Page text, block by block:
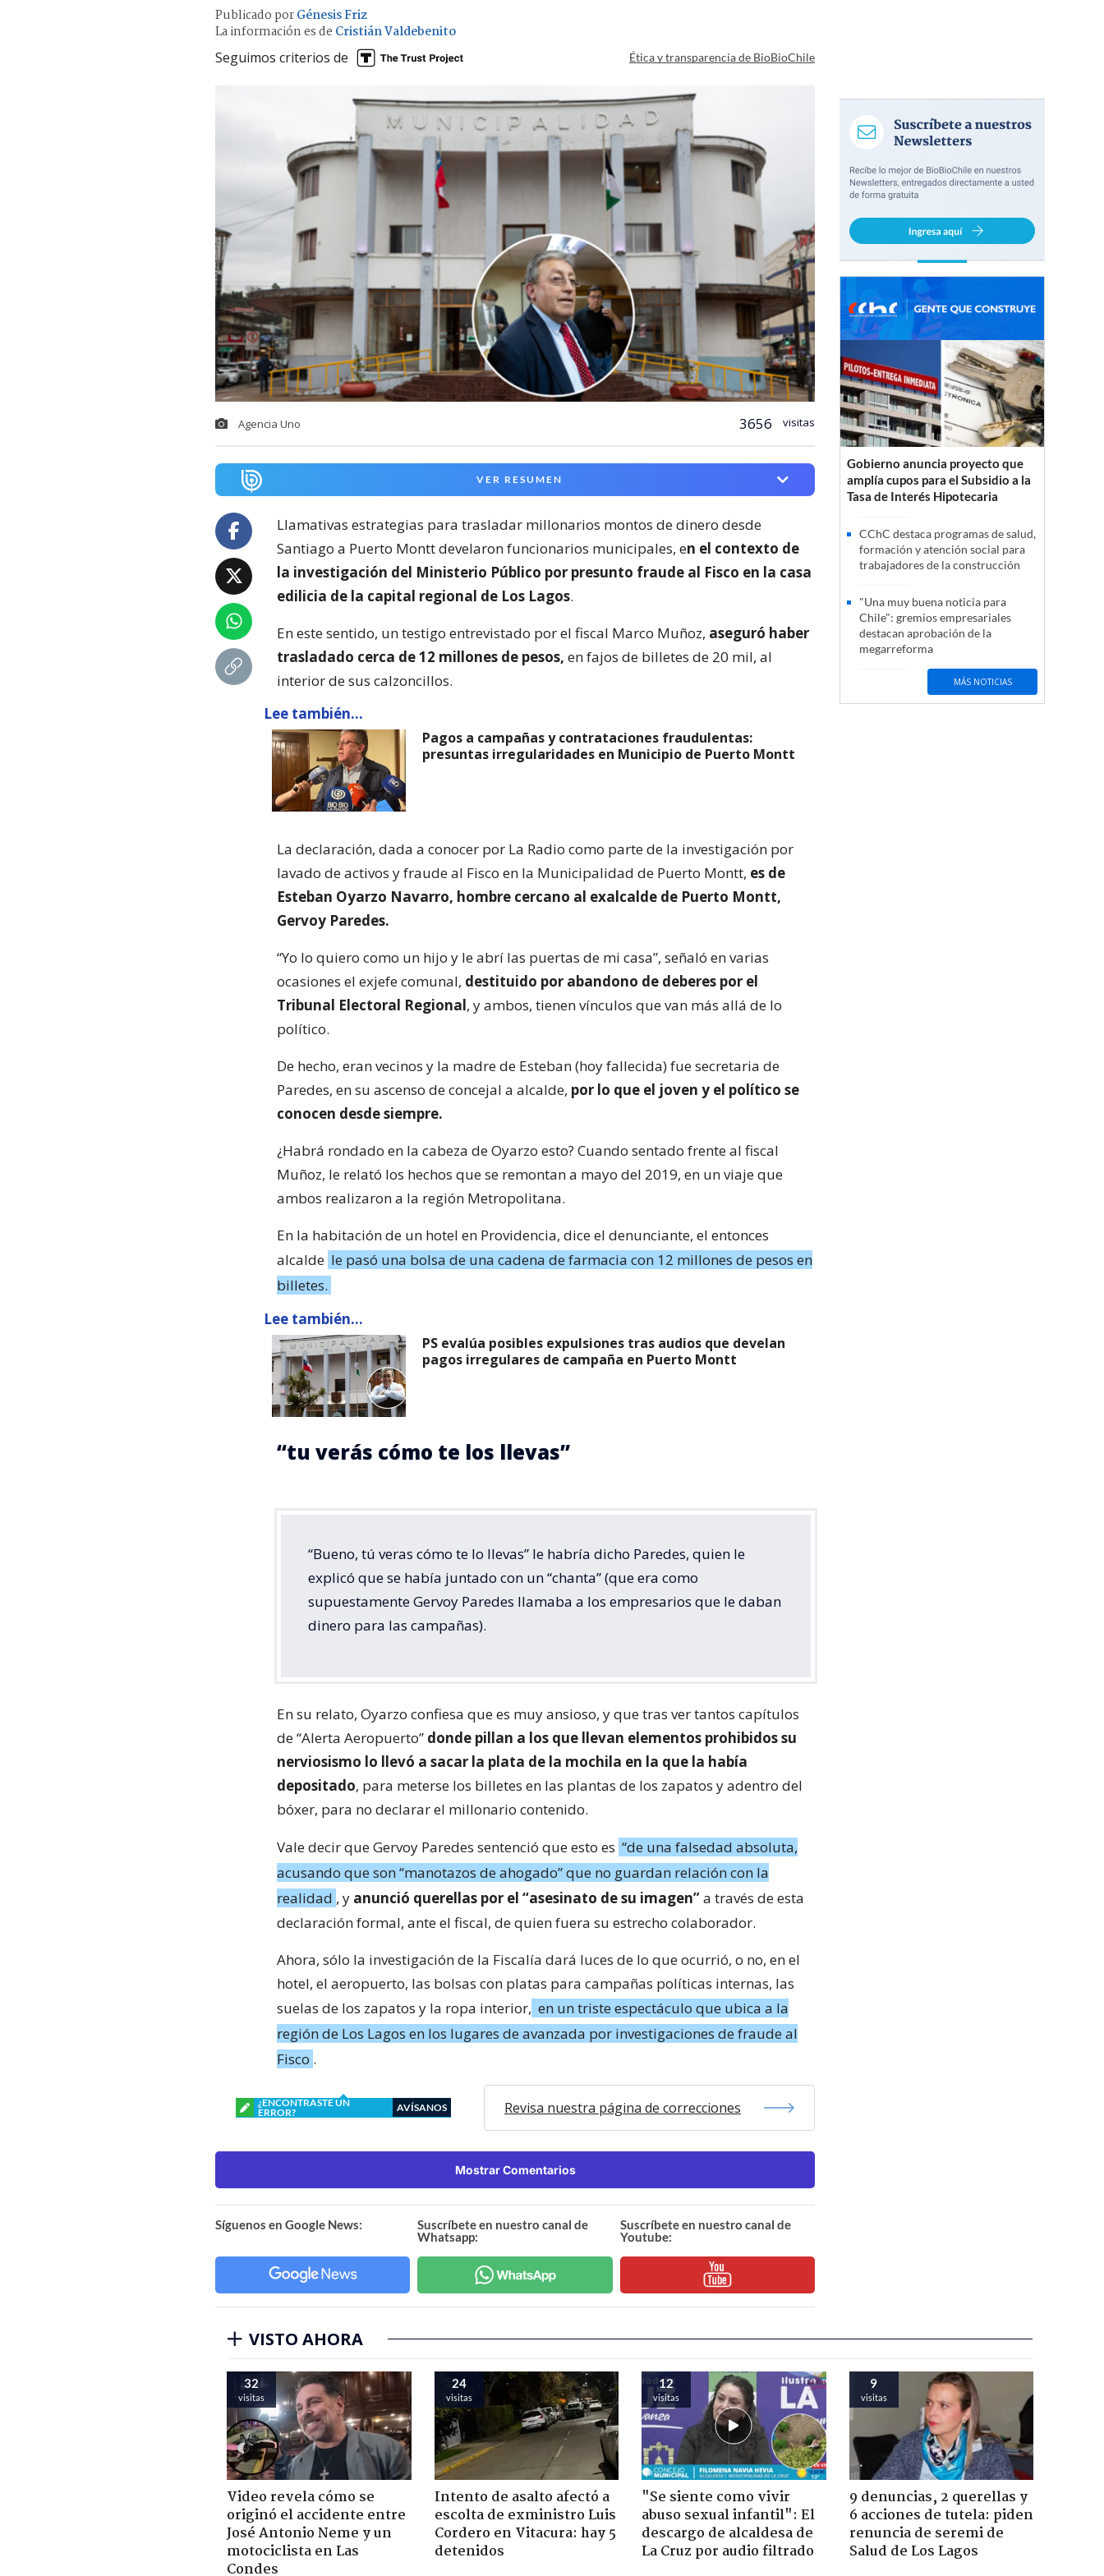
Publicado porGénesis Friz
La información es de Cristián Valdebenito
Seguimos criterios de Ética y transparencia de BioBioChile
Agencia Uno 3656 visitas
VER RESUMEN
Llamativas estrategias para trasladar millonarios montos de dinero desde
Santiago a Puerto Montt develaron funcionarios municipales, en el contexto de
la investigación del Ministerio Público por presunto fraude al Fisco en la casa
edilicia de la capital regional de Los Lagos.
En este sentido, un testigo entrevistado por el fiscal Marco Muñoz, aseguró haber
trasladado cerca de 12 millones de pesos, en fajos de billetes de 20 mil, al
interior de sus calzoncillos.
Lee también...
Pagos a campañas y contrataciones fraudulentas:
presuntas irregularidades en Municipio de Puerto Montt
La declaración, dada a conocer por La Radio como parte de la investigación por
lavado de activos y fraude al Fisco en la Municipalidad de Puerto Montt, es de
Esteban Oyarzo Navarro, hombre cercano al exalcalde de Puerto Montt,
Gervoy Paredes.
“Yo lo quiero como un hijo y le abrí las puertas de mi casa”, señaló en varias
ocasiones el exjefe comunal, destituido por abandono de deberes por el
Tribunal Electoral Regional, y ambos, tienen vínculos que van más allá de lo
político.
De hecho, eran vecinos y la madre de Esteban (hoy fallecida) fue secretaria de
Paredes, en su ascenso de concejal a alcalde, por lo que el joven y el político se
conocen desde siempre.
¿Habrá rondado en la cabeza de Oyarzo esto? Cuando sentado frente al fiscal
Muñoz, le relató los hechos que se remontan a mayo del 2019, en un viaje que
ambos realizaron a la región Metropolitana.
En la habitación de un hotel en Providencia, dice el denunciante, el entonces
alcalde le pasó una bolsa de una cadena de farmacia con 12 millones de pesos en
billetes.
Lee también...
PS evalúa posibles expulsiones tras audios que develan
pagos irregulares de campaña en Puerto Montt
“tu verás cómo te los llevas”
“Bueno, tú veras cómo te lo llevas” le habría dicho Paredes, quien le
explicó que se había juntado con un “chanta” (que era como
supuestamente Gervoy Paredes llamaba a los empresarios que le daban
dinero para las campañas).
En su relato, Oyarzo confiesa que es muy ansioso, y que tras ver tantos capítulos
de “Alerta Aeropuerto” donde pillan a los que llevan elementos prohibidos su
nerviosismo lo llevó a sacar la plata de la mochila en la que la había
depositado, para meterse los billetes en las plantas de los zapatos y adentro del
bóxer, para no declarar el millonario contenido.
Vale decir que Gervoy Paredes sentenció que esto es “de una falsedad absoluta,
acusando que son “manotazos de ahogado” que no guardan relación con la
realidad , y anunció querellas por el “asesinato de su imagen”a través de esta
declaración formal, ante el fiscal, de quien fuera su estrecho colaborador.
Ahora, sólo la investigación de la Fiscalía dará luces de lo que ocurrió, o no, en el
hotel, el aeropuerto, las bolsas con platas para campañas políticas internas, las
suelas de los zapatos y la ropa interior, en un triste espectáculo que ubica a la
región de Los Lagos en los lugares de avanzada por investigaciones de fraude al
Fisco .
¿ENCONTRASTE UN
ERROR?
AVÍSANOS Revisa nuestra página de correcciones
Mostrar Comentarios
Síguenos en Google News:
Suscríbete en nuestro canal de
Whatsapp:
Suscríbete en nuestro canal de
Youtube:
Gobierno anuncia proyecto que
amplía cupos para el Subsidio a la
Tasa de Interés Hipotecaria
CChC destaca programas de salud,
formación y atención social para
trabajadores de la construcción
"Una muy buena noticia para
Chile": gremios empresariales
destacan aprobación de la
megarreforma
MÁS NOTICIAS
VISTO AHORA
32
visitas
Video revela cómo se
originó el accidente entre
José Antonio Neme y un
motociclista en Las
Condes
24
visitas
Intento de asalto afectó a
escolta de exministro Luis
Cordero en Vitacura: hay 5
detenidos
12
visitas
"Se siente como vivir
abuso sexual infantil": El
descargo de alcaldesa de
La Cruz por audio filtrado
9
visitas
9 denuncias, 2 querellas y
6 acciones de tutela: piden
renuncia de seremi de
Salud de Los Lagos